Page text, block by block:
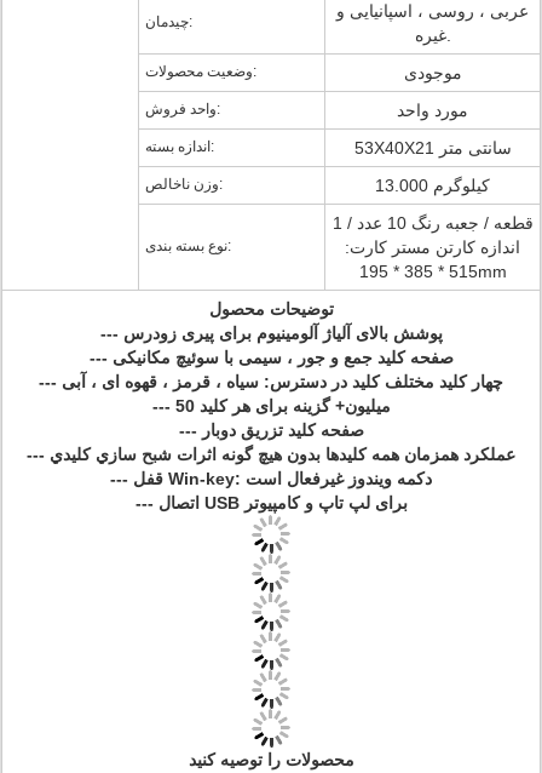
چیدمان:
عربی ، روسی ، اسپانیایی و
غیره.
وضعیت محصولات: موجودی
واحد فروش: مورد واحد
اندازه بسته: 53X40X21 سانتی متر
وزن ناخالص: 13.000 کیلوگرم
نوع بسته بندی:
1 قطعه / جعبه رنگ 10 عدد /
اندازه کارتن مستر کارت:
515 * 385 * 195mm
توضیحات محصول
--- پوشش بالای آلیاژ آلومینیوم برای پیری زودرس
--- صفحه کلید جمع و جور ، سیمی با سوئیچ مکانیکی
--- چهار کلید مختلف کلید در دسترس: سیاه ، قرمز ، قهوه ای ، آبی
--- 50 میلیون+ گزینه برای هر کلید
--- صفحه کلید تزریق دوبار
--- عملكرد همزمان همه كليدها بدون هيچ گونه اثرات شبح سازي كليدي
--- قفل Win-key: دکمه ویندوز غیرفعال است
--- اتصال USB برای لپ تاپ و کامپیوتر
محصولات را توصیه کنید